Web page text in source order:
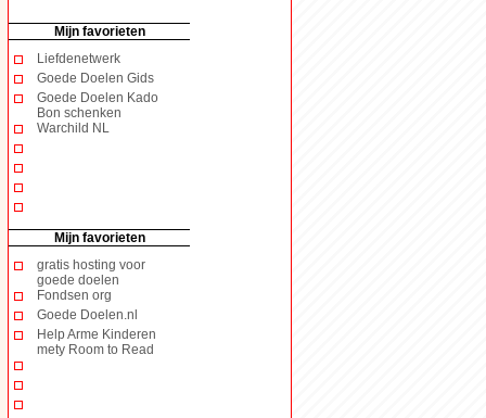
Mijn favorieten
Liefdenetwerk
Goede Doelen Gids
Goede Doelen Kado
Bon schenken
Warchild NL
Mijn favorieten
gratis hosting voor
goede doelen
Fondsen org
Goede Doelen.nl
Help Arme Kinderen
mety Room to Read